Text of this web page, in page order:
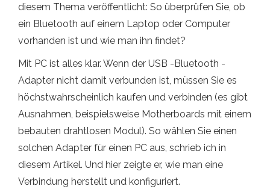
diesem Thema veröffentlicht: So überprüfen Sie, ob
ein Bluetooth auf einem Laptop oder Computer
vorhanden ist und wie man ihn findet?
Mit PC ist alles klar. Wenn der USB -Bluetooth -
Adapter nicht damit verbunden ist, müssen Sie es
höchstwahrscheinlich kaufen und verbinden (es gibt
Ausnahmen, beispielsweise Motherboards mit einem
bebauten drahtlosen Modul). So wählen Sie einen
solchen Adapter für einen PC aus, schrieb ich in
diesem Artikel. Und hier zeigte er, wie man eine
Verbindung herstellt und konfiguriert.